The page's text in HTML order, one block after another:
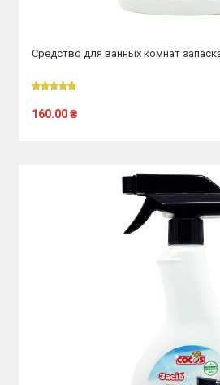
Средство для ванных комнат
160.00₴